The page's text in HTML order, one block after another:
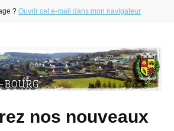
? Ouvrir cet e-mail dans mon navigateur
nos nouveaux